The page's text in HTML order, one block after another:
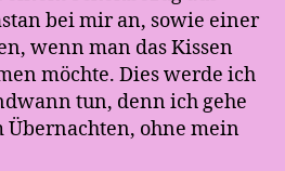
bei mir an, sowie einer
wenn man das Kissen
möchte. Dies werde ich
tun, denn ich gehe
ohne mein